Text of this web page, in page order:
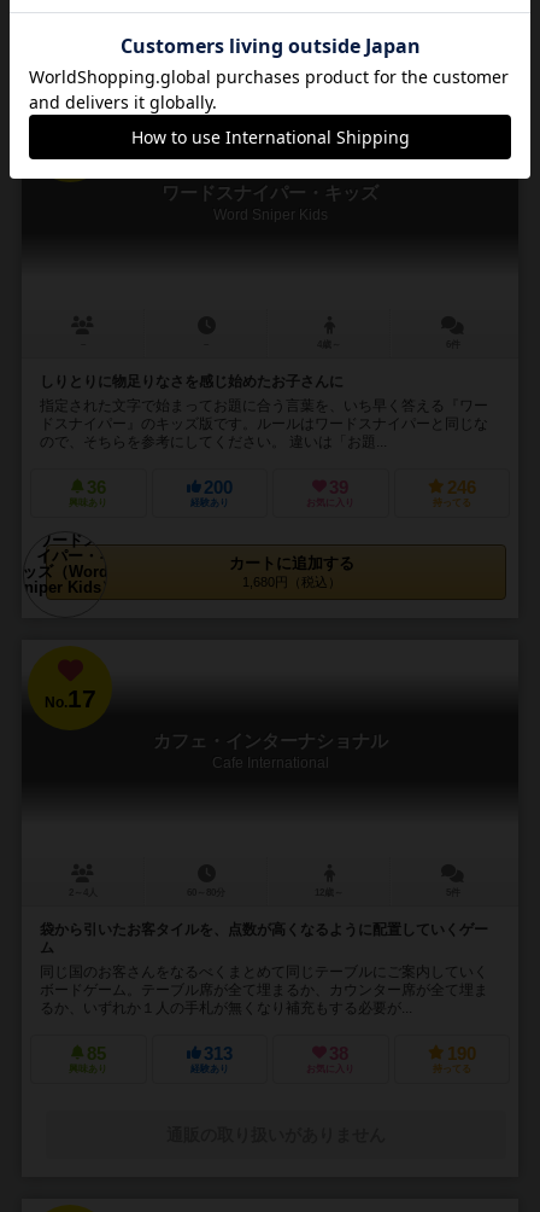
ワードスナイパー・キッズ
Word Sniper Kids
しりとりに物足りなさを感じ始めたお子さんに
指定された文字で始まってお題に合う言葉を、いち早く答える『ワー
ドスナイパー』のキッズ版です。ルールはワードスナイパーと同じな
ので、そちらを参考にしてください。 違いは「お題...
36
興味あり
200
経験あり
39
お気に入り
246
持ってる
カートに追加する
1,680円（税込）
No.17
カフェ・インターナショナル
Cafe International
袋から引いたお客タイルを、点数が高くなるように配置していくゲー
ム
同じ国のお客さんをなるべくまとめて同じテーブルにご案内していく
ボードゲーム。テーブル席が全て埋まるか、カウンター席が全て埋ま
るか、いずれか１人の手札が無くなり補充もする必要が...
85
興味あり
313
経験あり
38
お気に入り
190
持ってる